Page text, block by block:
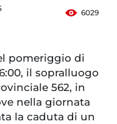
6029
pomeriggio di
il sopralluogo
562, in
nella giornata
la caduta di un